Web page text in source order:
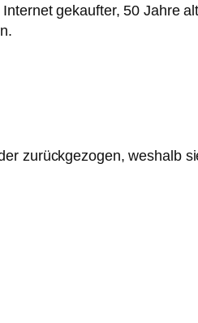
gekaufter, 50 Jahre
zurückgezogen, weshalb